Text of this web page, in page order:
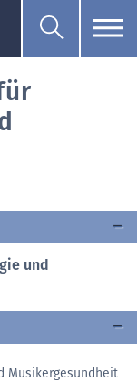
und
Musikergesundheit